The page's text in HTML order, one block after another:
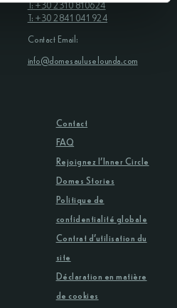
Contact
FAQ
Rejoignez l’Inner Circle
Domes Stories
Politique de
confidentialité globale
Contrat d’utilisation du
site
Déclaration en matière
de cookies
T: +30 2310 810624
T: +30 2841 041 924
Contact Email:
info@domesauluselounda.com